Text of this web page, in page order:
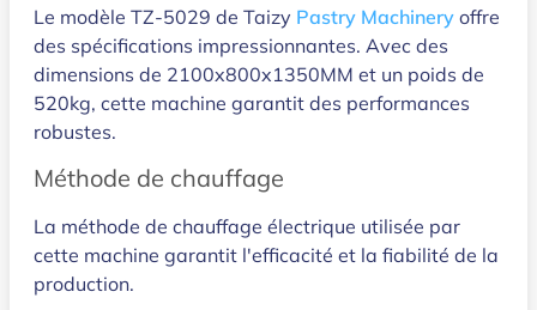
Le modèle TZ-5029 de Taizy Pastry Machinery offre
des spécifications impressionnantes. Avec des
dimensions de 2100x800x1350MM et un poids de
520kg, cette machine garantit des performances
robustes.
Méthode de chauffage
La méthode de chauffage électrique utilisée par
cette machine garantit l'efficacité et la fiabilité de la
production.